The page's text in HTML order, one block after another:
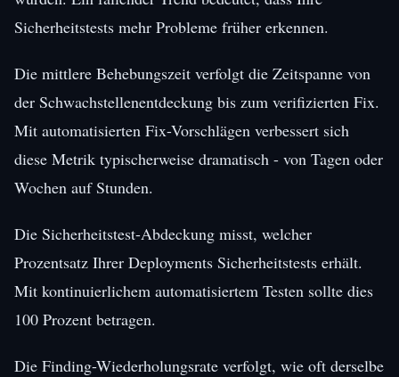
Sicherheitstests mehr Probleme früher erkennen.
Die mittlere Behebungszeit verfolgt die Zeitspanne von
der Schwachstellenentdeckung bis zum verifizierten Fix.
Mit automatisierten Fix-Vorschlägen verbessert sich
diese Metrik typischerweise dramatisch - von Tagen oder
Wochen auf Stunden.
Die Sicherheitstest-Abdeckung misst, welcher
Prozentsatz Ihrer Deployments Sicherheitstests erhält.
Mit kontinuierlichem automatisiertem Testen sollte dies
100 Prozent betragen.
Die Finding-Wiederholungsrate verfolgt, wie oft derselbe